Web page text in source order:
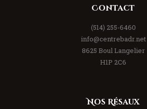
Contact
(514) 255-6460
info@centrebadr.net
8625 Boul Langelier
H1P 2C6
Nos Résaux